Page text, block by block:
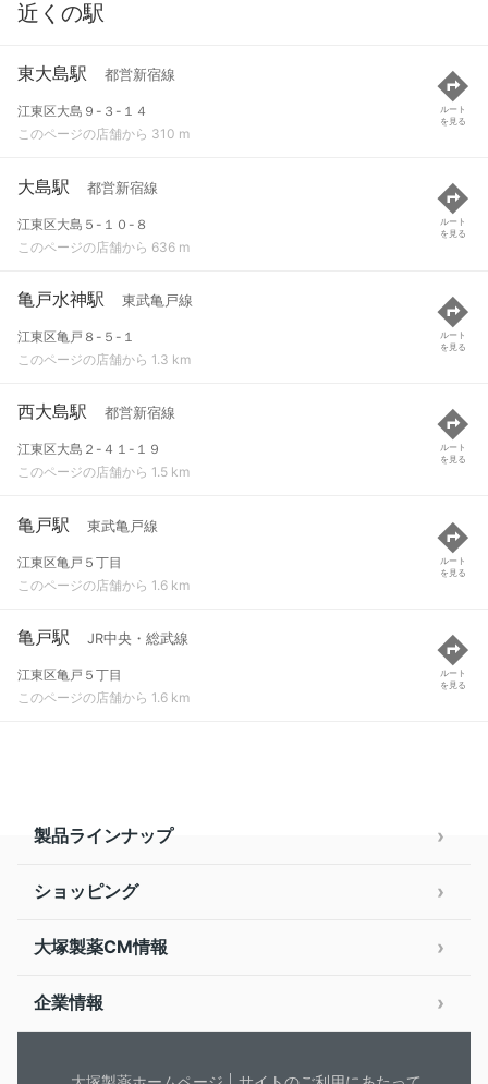
近くの駅
東大島駅 都営新宿線
江東区大島９-３-１４
このページの店舗から 310 m
ルート
を見る
大島駅 都営新宿線
江東区大島５-１０-８
このページの店舗から 636 m
ルート
を見る
亀戸水神駅 東武亀戸線
江東区亀戸８-５-１
このページの店舗から 1.3 km
ルート
を見る
西大島駅 都営新宿線
江東区大島２-４１-１９
このページの店舗から 1.5 km
ルート
を見る
亀戸駅 東武亀戸線
江東区亀戸５丁目
このページの店舗から 1.6 km
ルート
を見る
亀戸駅 JR中央・総武線
江東区亀戸５丁目
このページの店舗から 1.6 km
ルート
を見る
製品ラインナップ
ショッピング
大塚製薬CM情報
企業情報